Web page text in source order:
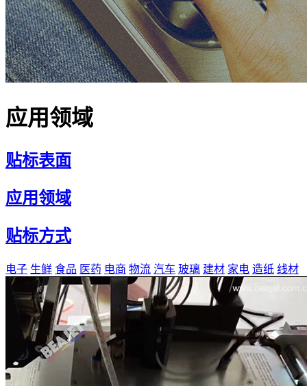
应用领域
贴标表面
应用领域
贴标方式
电子 生鲜 食品 医药 电商 物流 汽车 玻璃 建材 家电 造纸 线材